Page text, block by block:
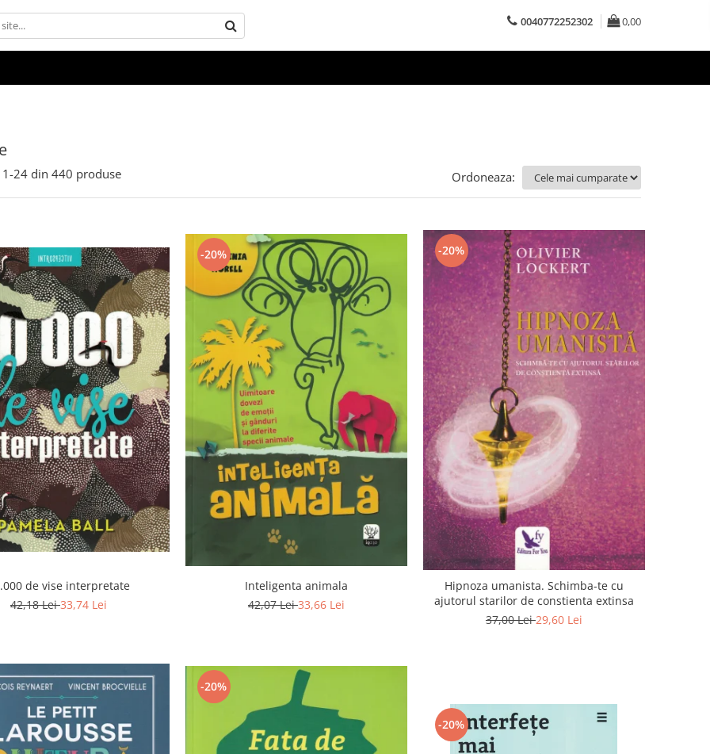
0040772252302 0,00
1-24 din 440 produse Ordoneaza:
de vise interpretate
42,18 Lei33,74 Lei
-20%
Inteligenta animala
42,07 Lei33,66 Lei
-20%
Hipnoza umanista. Schimba-te cu
ajutorul starilor de constienta extinsa
37,00 Lei29,60 Lei
-20%
-20%